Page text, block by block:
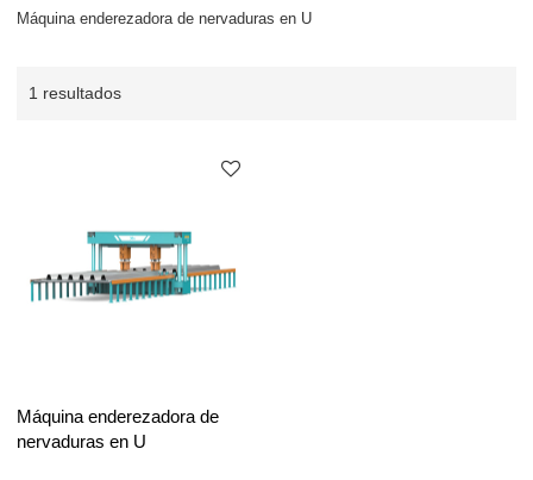
Máquina enderezadora de nervaduras en U
1 resultados
Máquina enderezadora de
nervaduras en U